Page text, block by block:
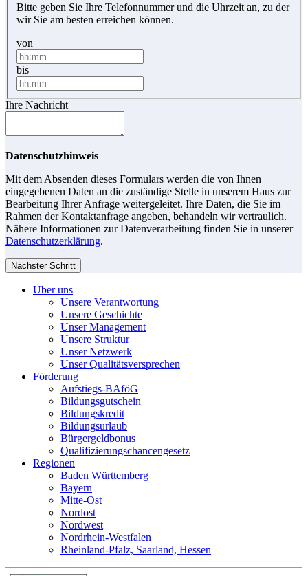
Bitte geben Sie Ihre Telefonnummer und die Uhrzeit an, zu der
wir Sie am besten erreichen können.
von
bis
Ihre Nachricht
Datenschutzhinweis
Mit dem Absenden dieses Formulars werden die von Ihnen
eingegebenen Daten an die zuständige Stelle in unserem Haus zur
Bearbeitung Ihrer Anfrage weitergeleitet. Ihre Daten, die Sie im
Rahmen der Kontaktanfrage angeben, behandeln wir vertraulich.
Nähere Informationen zur Datenverarbeitung finden Sie in unserer
Datenschutzerklärung.
Nächster Schritt
Über uns
Unsere Verantwortung
Unsere Geschichte
Unser Management
Unsere Struktur
Unser Netzwerk
Unser Qualitätsversprechen
Förderung
Aufstiegs-BAföG
Bildungsgutschein
Bildungskredit
Bildungsurlaub
Bürgergeldbonus
Qualifizierungschancengesetz
Regionen
Baden Württemberg
Bayern
Mitte-Ost
Nordost
Nordwest
Nordrhein-Westfalen
Rheinland-Pfalz, Saarland, Hessen